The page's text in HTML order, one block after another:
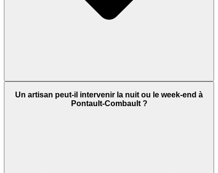
Un artisan peut-il intervenir la nuit ou le week-end à
Pontault-Combault ?